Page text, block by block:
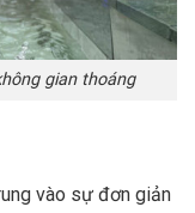
gian thoáng
vào sự đơn giản